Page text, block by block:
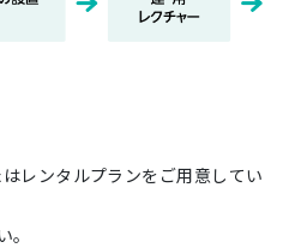
レンタルプランをご用意してい
。